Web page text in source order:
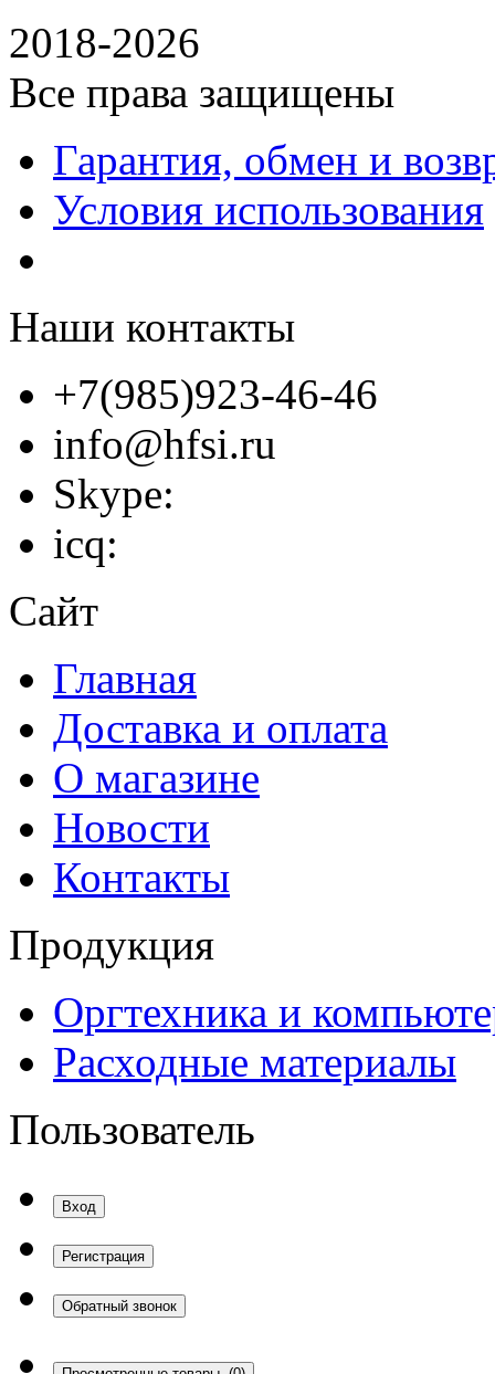
2018-2026
Все права защищены
Гарантия, обмен и
Условия использования
Наши контакты
+7(985)923-46-46
info@hfsi.ru
Skype:
icq:
Сайт
Главная
Доставка и оплата
О магазине
Новости
Контакты
Продукция
Оргтехника и
Расходные материалы
Пользователь
Вход
Регистрация
Обратный звонок